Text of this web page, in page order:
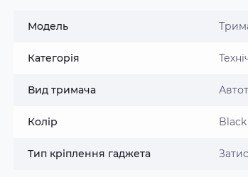
Модель
Категорія
Вид тримача
Колір Black
Тип кріплення гаджета